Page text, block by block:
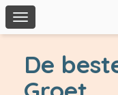
Toggle
navigation
De